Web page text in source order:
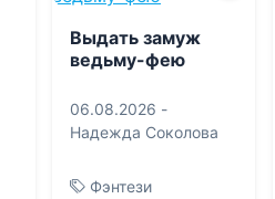
Выдать замуж
ведьму-фею
06.08.2026 -
Надежда Соколова
Фэнтези